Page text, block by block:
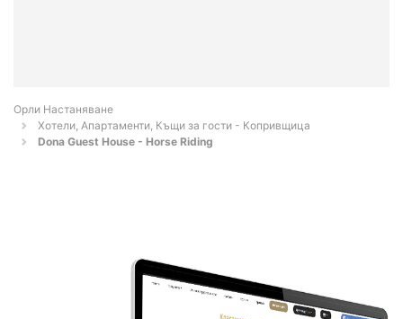
Орли Настаняване
Хотели, Апартаменти, Къщи за гости - Копривщица
Dona Guest House - Horse Riding